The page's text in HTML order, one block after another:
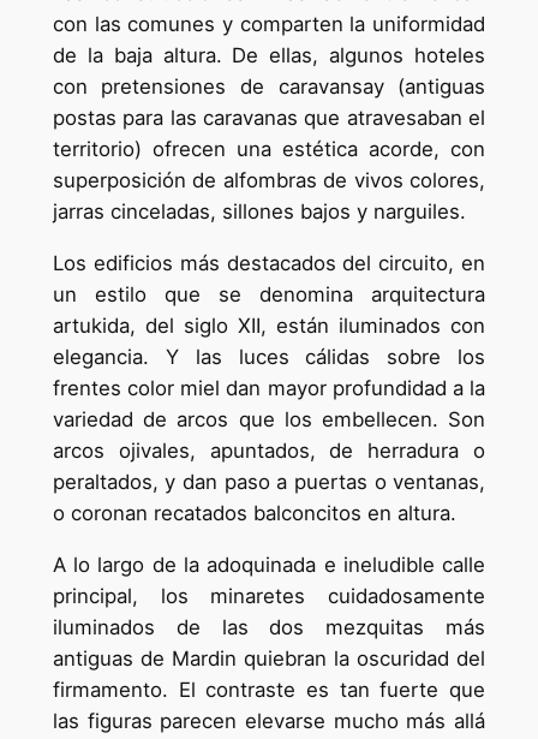
con las comunes y comparten la uniformidad
de la baja altura. De ellas, algunos hoteles
con pretensiones de caravansay (antiguas
postas para las caravanas que atravesaban el
territorio) ofrecen una estética acorde, con
superposición de alfombras de vivos colores,
jarras cinceladas, sillones bajos y narguiles.
Los edificios más destacados del circuito, en
un estilo que se denomina arquitectura
artukida, del siglo XII, están iluminados con
elegancia. Y las luces cálidas sobre los
frentes color miel dan mayor profundidad a la
variedad de arcos que los embellecen. Son
arcos ojivales, apuntados, de herradura o
peraltados, y dan paso a puertas o ventanas,
o coronan recatados balconcitos en altura.
A lo largo de la adoquinada e ineludible calle
principal, los minaretes cuidadosamente
iluminados de las dos mezquitas más
antiguas de Mardin quiebran la oscuridad del
firmamento. El contraste es tan fuerte que
las figuras parecen elevarse mucho más allá